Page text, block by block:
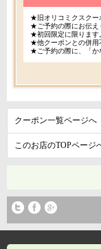
★旧オリコミクスクー
★ご予約の際にお伝え
★初回限定に限ります
★他クーポンとの併用
★ご予約の際に、「か
クーポン一覧ページへ
このお店のTOPページ